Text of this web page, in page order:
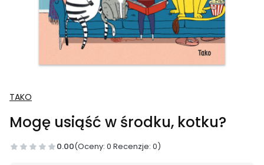
TAKO
Mogę usiąść w środku, kotku?
0.00(Oceny: 0 Recenzje: 0)